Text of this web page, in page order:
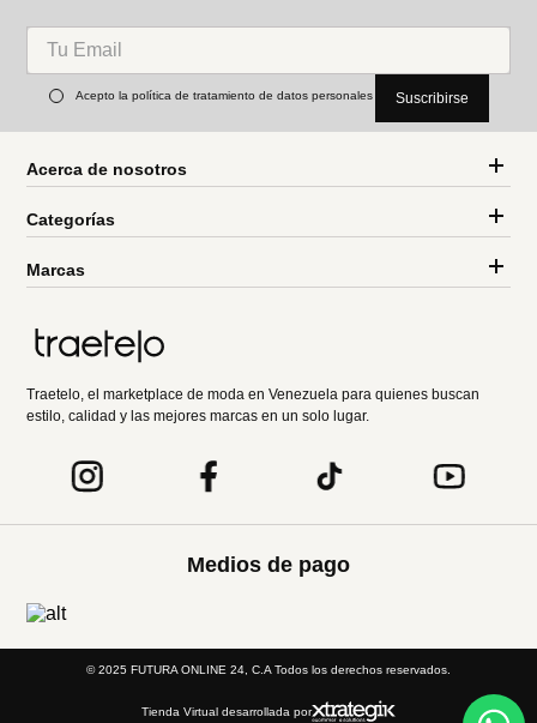
Acepto la política de tratamiento de datos personales Suscribirse
Acerca de nosotros
Categorías
Marcas
Traetelo, el marketplace de moda en Venezuela para quienes buscan
estilo, calidad y las mejores marcas en un solo lugar.
Medios de pago
© 2025 FUTURA ONLINE 24, C.A Todos los derechos reservados.
Tienda Virtual desarrollada por